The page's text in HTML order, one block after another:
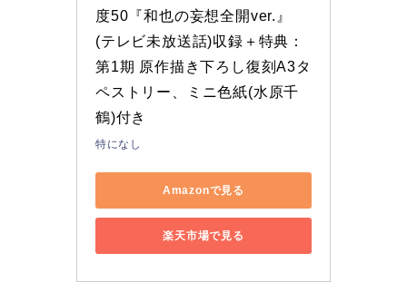
度50『和也の妄想全開ver.』
(テレビ未放送話)収録＋特典：
第1期 原作描き下ろし復刻A3タ
ペストリー、ミニ色紙(水原千
鶴)付き
特になし
Amazonで見る
楽天市場で見る